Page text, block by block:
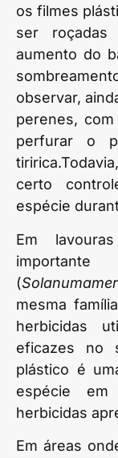
os filmes
ser
aumento do
observar,
perenes,
perfurar o
certo
espécie
Em
(
mesma
herbicidas
eficazes no
plástico é
espécie
herbicidas
Em áreas